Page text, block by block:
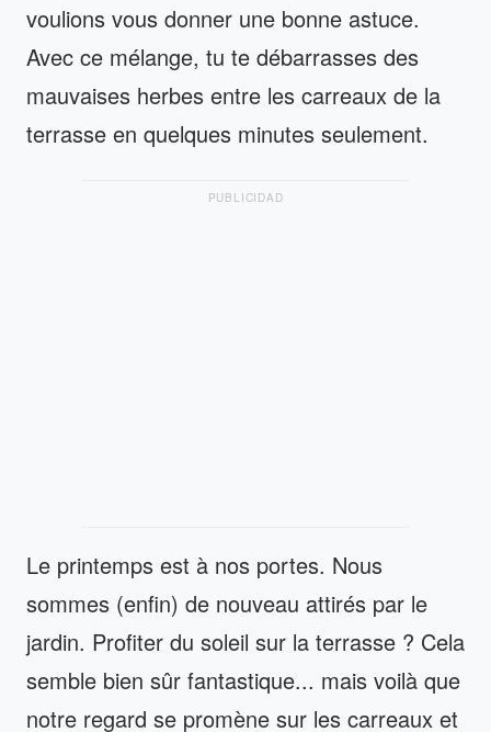
voulions vous donner une bonne astuce.
Avec ce mélange, tu te débarrasses des
mauvaises herbes entre les carreaux de la
terrasse en quelques minutes seulement.
PUBLICIDAD
Le printemps est à nos portes. Nous
sommes (enfin) de nouveau attirés par le
jardin. Profiter du soleil sur la terrasse ? Cela
semble bien sûr fantastique... mais voilà que
notre regard se promène sur les carreaux et